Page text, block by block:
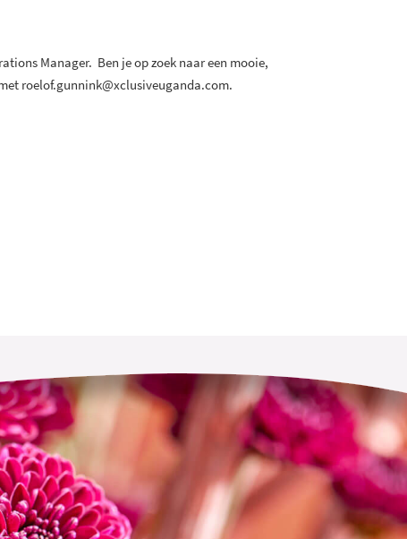
Manager. Ben je op zoek naar een mooie,
roelof.gunnink@xclusiveuganda.com.